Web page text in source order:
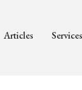
Articles Services